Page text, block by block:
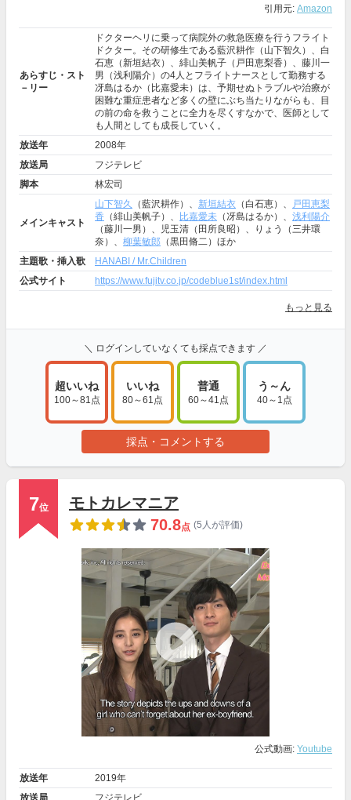
引用元: Amazon
あらすじ・スト
－リー
ドクターヘリに乗って病院外の救急医療を行うフライト
ドクター。その研修生である藍沢耕作（山下智久）、白
石恵（新垣結衣）、緋山美帆子（戸田恵梨香）、藤川一
男（浅利陽介）の4人とフライトナースとして勤務する
冴島はるか（比嘉愛未）は、予期せぬトラブルや治療が
困難な重症患者など多くの壁にぶち当たりながらも、目
の前の命を救うことに全力を尽くすなかで、医師として
も人間としても成長していく。
放送年
2008年
放送局
フジテレビ
脚本
林宏司
メインキャスト
山下智久 （藍沢耕作）、 新垣結衣 （白石恵）、
戸田恵梨
香 （緋山美帆子）、 比嘉愛未 （冴島はるか）、 浅利陽介
（藤川一男）、児玉清（田所良昭）、りょう（三井環
奈）、 柳葉敏郎 （黒田脩二）ほか
主題歌・挿入歌
HANABI / Mr.Children
公式サイト
https://www.fujitv.co.jp/codeblue1st/index.html
もっと見る
＼ ログインしていなくても採点できます ／
超いいね
100～81点
いいね
80～61点
普通
60～41点
う～ん
40～1点
採点・コメントする
7位
モトカレマニア
70.8点 (5人が評価)
公式動画: Youtube
放送年
2019年
放送局
フジテレビ